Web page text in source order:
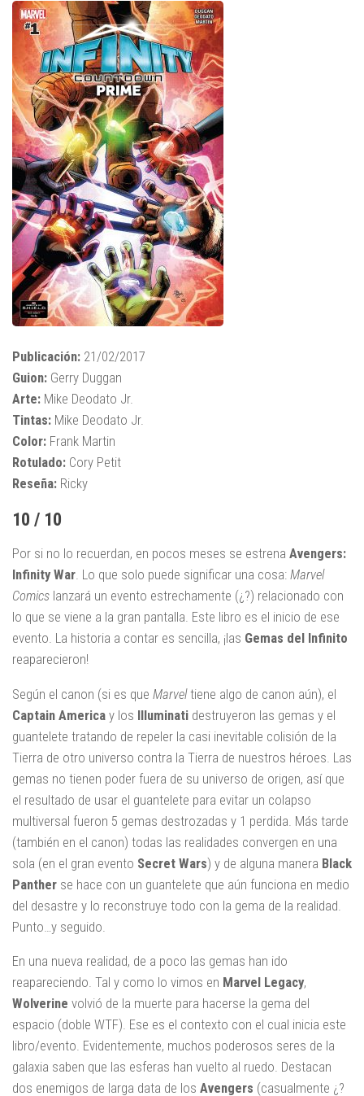
Publicación: 21/02/2017
Guion: Gerry Duggan
Arte: Mike Deodato Jr.
Tintas: Mike Deodato Jr.
Color: Frank Martin
Rotulado: Cory Petit
Reseña: Ricky
10 / 10
Por si no lo recuerdan, en pocos meses se estrena Avengers:
Infinity War . Lo que solo puede significar una cosa: Marvel
Comics lanzará un evento estrechamente (¿?) relacionado con
lo que se viene a la gran pantalla. Este libro es el inicio de ese
evento. La historia a contar es sencilla, ¡las Gemas del Infinito
reaparecieron!
Según el canon (si es que Marveltiene algo de canon aún), el
Captain America y los Illuminati destruyeron las gemas y el
guantelete tratando de repeler la casi inevitable colisión de la
Tierra de otro universo contra la Tierra de nuestros héroes. Las
gemas no tienen poder fuera de su universo de origen, así que
el resultado de usar el guantelete para evitar un colapso
multiversal fueron 5 gemas destrozadas y 1 perdida. Más tarde
(también en el canon) todas las realidades convergen en una
sola (en el gran evento Secret Wars) y de alguna manera Black
Panther se hace con un guantelete que aún funciona en medio
del desastre y lo reconstruye todo con la gema de la realidad.
Punto…y seguido.
En una nueva realidad, de a poco las gemas han ido
reapareciendo. Tal y como lo vimos en Marvel Legacy,
Wolverine volvió de la muerte para hacerse la gema del
espacio (doble WTF). Ese es el contexto con el cual inicia este
libro/evento. Evidentemente, muchos poderosos seres de la
galaxia saben que las esferas han vuelto al ruedo. Destacan
dos enemigos de larga data de los Avengers (casualmente ¿?